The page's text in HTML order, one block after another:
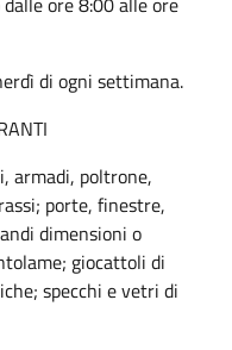
di ogni settimana.
armadi, poltrone,
porte, finestre,
dimensioni o
giocattoli di
specchi e vetri di